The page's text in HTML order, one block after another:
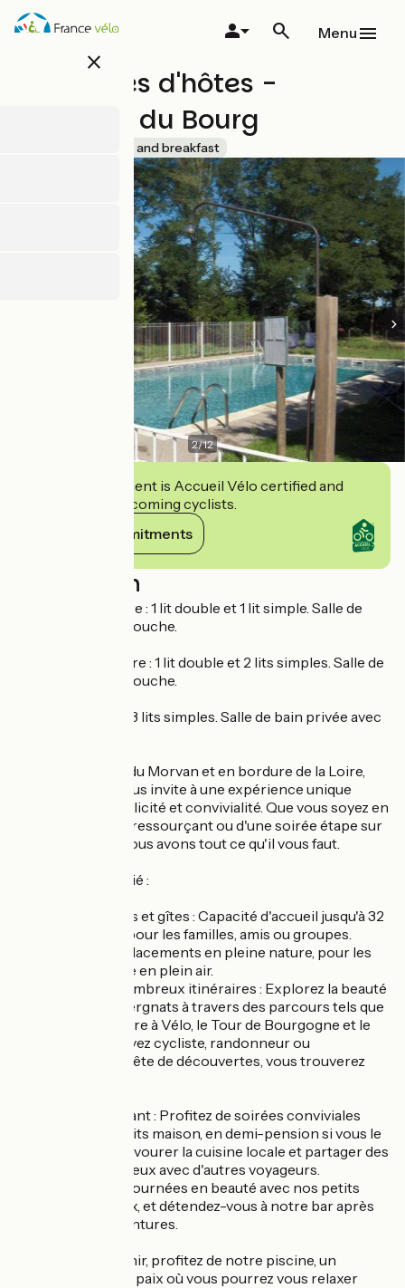
Skip
close
Menu
Chambres d'hôtes -
Domaine du Bourg
Bed and breakfast
2/12
This establishment is Accueil Vélo certified and
commits to welcoming cyclists.
View its commitments
Description
Chambre la Besbre : 1 lit double et 1 lit simple. Salle de
bain privée avec douche.
Chambre la Rosière : 1 lit double et 2 lits simples. Salle de
bain privée avec douche.
Chambre l'Allier : 3 lits simples. Salle de bain privée avec
Niché à deux pas du Morvan et en bordure de la Loire,
notre domaine vous invite à une expérience unique
alliant calme, simplicité et convivialité. Que vous soyez en
quête d'un séjour ressourçant ou d'une soirée étape sur
votre parcours, nous avons tout ce qu'il vous faut.
Hébergement varié :
Chambres d'hôtes et gîtes : Capacité d'accueil jusqu'à 32
personnes, idéal pour les familles, amis ou groupes.
Camping : 25 emplacements en pleine nature, pour les
amoureux de la vie en plein air.
À proximité de nombreux itinéraires : Explorez la beauté
des paysages auvergnats à travers des parcours tels que
l'EuroVelo 6, la Loire à Vélo, le Tour de Bourgogne et le
GR3. Que vous soyez cycliste, randonneur ou
simplement en quête de découvertes, vous trouverez
Un séjour dépaysant : Profitez de soirées conviviales
autour de repas faits maison, en demi-pension si vous le
souhaitez, pour savourer la cuisine locale et partager des
moments chaleureux avec d'autres voyageurs.
Commencez vos journées en beauté avec nos petits
déjeuners copieux, et détendez-vous à notre bar après
une journée d'aventures.
Pour vous rafraîchir, profitez de notre piscine, un
véritable havre de paix où vous pourrez vous relaxer